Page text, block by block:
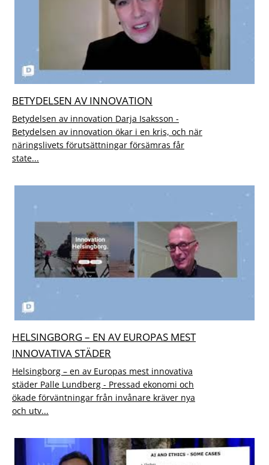
BETYDELSEN AV INNOVATION
Betydelsen av innovation Darja Isaksson -
Betydelsen av innovation ökar i en kris, och när
näringslivets förutsättningar försämras får
state...
HELSINGBORG – EN AV EUROPAS MEST
INNOVATIVA STÄDER
Helsingborg – en av Europas mest innovativa
städer Palle Lundberg - Pressad ekonomi och
ökade förväntningar från invånare kräver nya
och utv...